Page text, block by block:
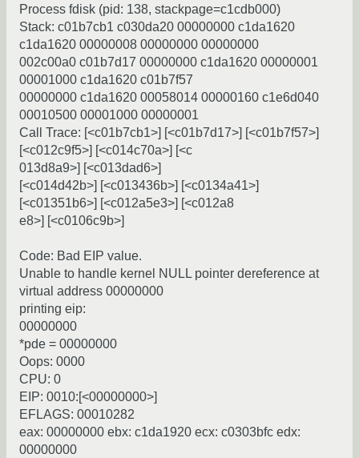
Process fdisk (pid: 138, stackpage=c1cdb000)
Stack: c01b7cb1 c030da20 00000000 c1da1620
c1da1620 00000008 00000000 00000000
002c00a0 c01b7d17 00000000 c1da1620 00000001
00001000 c1da1620 c01b7f57
00000000 c1da1620 00058014 00000160 c1e6d040
00010500 00001000 00000001
Call Trace: [<c01b7cb1>] [<c01b7d17>] [<c01b7f57>]
[<c012c9f5>] [<c014c70a>] [<c
013d8a9>] [<c013dad6>]
[<c014d42b>] [<c013436b>] [<c0134a41>]
[<c01351b6>] [<c012a5e3>] [<c012a8
e8>] [<c0106c9b>]
Code: Bad EIP value.
Unable to handle kernel NULL pointer dereference at
virtual address 00000000
printing eip:
00000000
*pde = 00000000
Oops: 0000
CPU: 0
EIP: 0010:[<00000000>]
EFLAGS: 00010282
eax: 00000000 ebx: c1da1920 ecx: c0303bfc edx:
00000000